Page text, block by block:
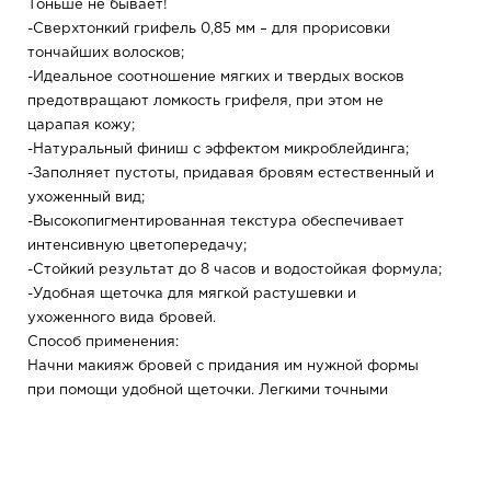
Тоньше не бывает!
-Сверхтонкий грифель 0,85 мм – для прорисовки
тончайших волосков;
-Идеальное соотношение мягких и твердых восков
предотвращают ломкость грифеля, при этом не
царапая кожу;
-Натуральный финиш с эффектом микроблейдинга;
-Заполняет пустоты, придавая бровям естественный и
ухоженный вид;
-Высокопигментированная текстура обеспечивает
интенсивную цветопередачу;
-Стойкий результат до 8 часов и водостойкая формула;
-Удобная щеточка для мягкой растушевки и
ухоженного вида бровей.
Способ применения:
Начни макияж бровей с придания им нужной формы
при помощи удобной щеточки. Легкими точными